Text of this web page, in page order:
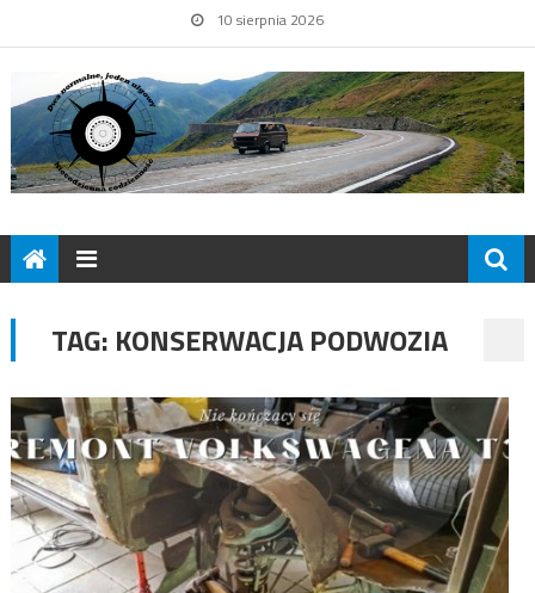
10 sierpnia 2026
TAG: KONSERWACJA PODWOZIA